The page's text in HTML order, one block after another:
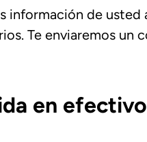
información de
Te enviaremos un
en